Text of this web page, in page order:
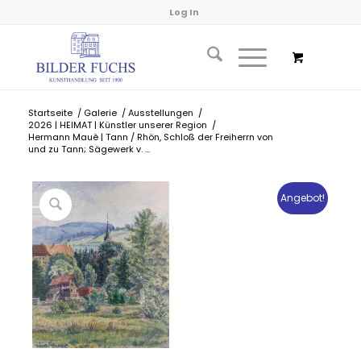
Log In
Startseite / Galerie / Ausstellungen /
2026 | HEIMAT | Künstler unserer Region /
Hermann Mauè | Tann / Rhön, Schloß der Freiherrn von
und zu Tann; Sägewerk v. ...
Angebot!